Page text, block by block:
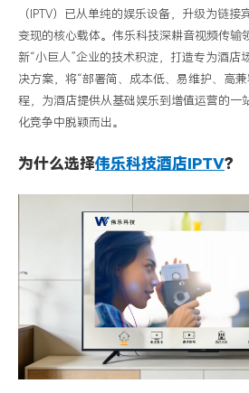
（ IPTV）已从单纯的娱乐设备，升级为链接
变现的核心载体。伟乐科技深耕音视频传输
新“小巨人”企业的技术积淀，打造专为酒店
决方案，将“部署简、成本低、易维护、高
程，为酒店提供从基础娱乐到增值运营的一
化竞争中脱颖而出。
为什么选择伟乐科技酒店IPTV？